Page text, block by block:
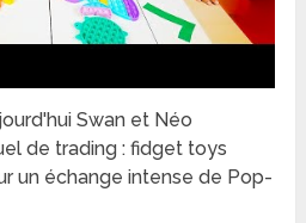
Swan et Néo
de trading : fidget toys
un échange intense de Pop-